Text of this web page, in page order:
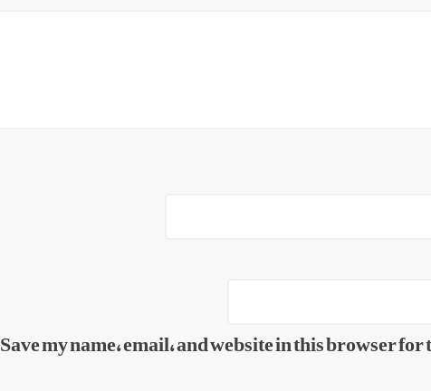
Save my name, email, and website in this browser for